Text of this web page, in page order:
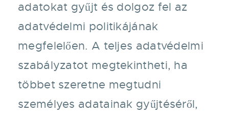
adatokat gyűjt és dolgoz fel az
adatvédelmi politikájának
megfelelően. A teljes adatvédelmi
szabályzatot megtekintheti, ha
többet szeretne megtudni
személyes adatainak gyűjtéséről,